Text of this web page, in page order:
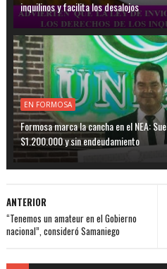
inquilinos y facilita los desalojos
EN FORMOSA
Formosa marca la cancha en el NEA:
$1.200.000 y sin endeudamiento
ANTERIOR
“Tenemos un amateur en el Gobierno
nacional”, consideró Samaniego